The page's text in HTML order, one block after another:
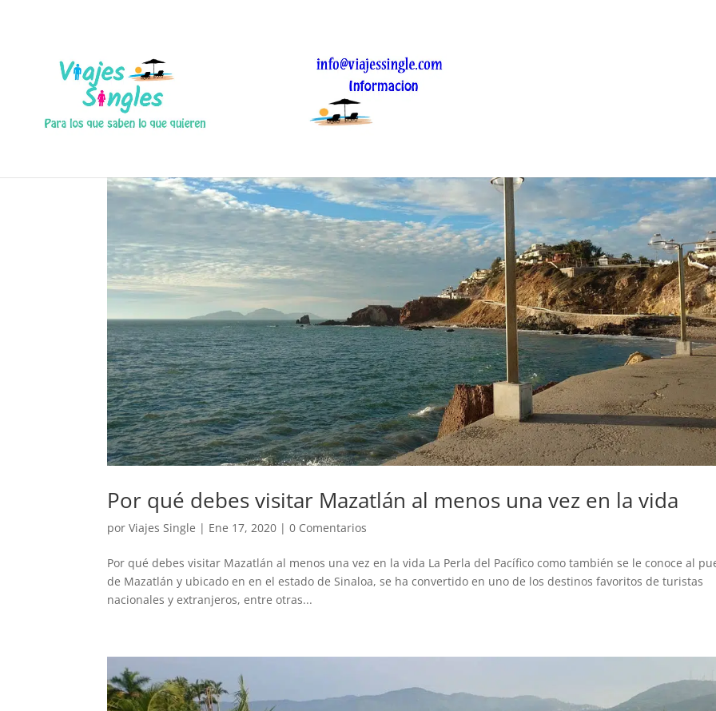
Por qué debes visitar Mazatlán al menos una vez en la vida
porViajes Single | Ene 17, 2020 |0 Comentarios
Por qué debes visitar Mazatlán al menos una vez en la vida La Perla del Pacífico como también se le conoce al
de Mazatlán y ubicado en en el estado de Sinaloa, se ha convertido en uno de los destinos favoritos de turistas
nacionales y extranjeros, entre otras...